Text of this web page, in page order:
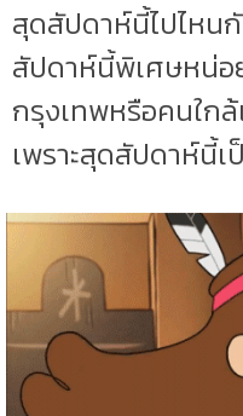
สุดสัปดาห์นี้ไปไหน
สัปดาห์นี้พิเศษหน่
กรุงเทพหรือคนใก
เพราะสุดสัปดาห์นี้